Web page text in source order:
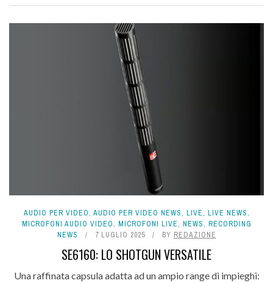
AUDIO PER VIDEO, AUDIO PER VIDEO NEWS, LIVE, LIVE NEWS,
MICROFONI AUDIO VIDEO, MICROFONI LIVE, NEWS, RECORDING
NEWS
7 LUGLIO 2025 BY REDAZIONE
SE6160: LO SHOTGUN VERSATILE
Una raffinata capsula adatta ad un ampio range di impieghi: